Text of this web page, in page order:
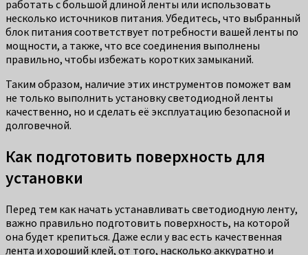
работать с большой длиной ленты или использовать
несколько источников питания. Убедитесь, что выбранный
блок питания соответствует потребности вашей ленты по
мощности, а также, что все соединения выполнены
правильно, чтобы избежать коротких замыканий.
Таким образом, наличие этих инструментов поможет вам
не только выполнить установку светодиодной ленты
качественно, но и сделать её эксплуатацию безопасной и
долговечной.
Как подготовить поверхность для
установки
Перед тем как начать устанавливать светодиодную ленту,
важно правильно подготовить поверхность, на которой
она будет крепиться. Даже если у вас есть качественная
лента и хороший клей, от того, насколько аккуратно и